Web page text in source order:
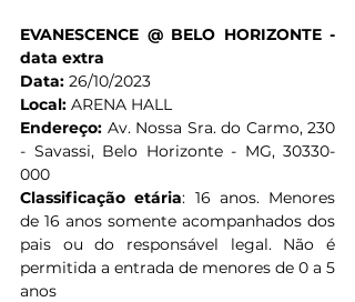
EVANESCENCE @ BELO HORIZONTE -
data extra
Data: 26/10/2023
Local:
ARENA HALL
Endereço: Av. Nossa Sra. do Carmo, 230
- Savassi, Belo Horizonte - MG, 30330-
000
Classificação etária: 16 anos. Menores
de 16 anos somente acompanhados dos
pais ou do responsável legal. Não é
permitida a entrada de menores de 0 a 5
anos